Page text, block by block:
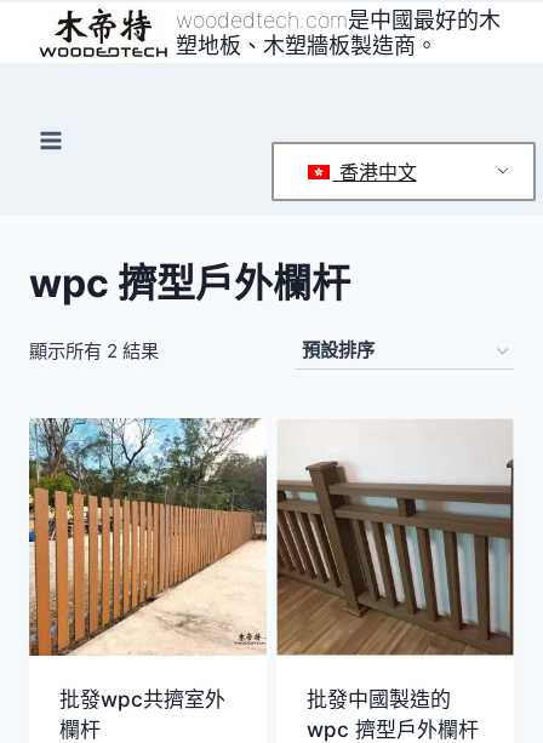
woodedtech.com是中國最好的木
塑地板、木塑牆板製造商。
香港中文
wpc 擠型戶外欄杆
顯示所有 2 結果
批發wpc共擠室外
欄杆
批發中國製造的
wpc 擠型戶外欄杆